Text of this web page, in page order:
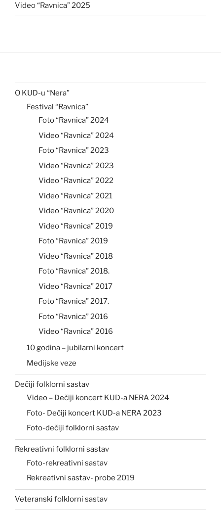
Video “Ravnica” 2025
O KUD-u “Nera”
Festival “Ravnica”
Foto “Ravnica” 2024
Video “Ravnica” 2024
Foto “Ravnica” 2023
Video “Ravnica” 2023
Video “Ravnica” 2022
Video “Ravnica” 2021
Video “Ravnica” 2020
Video “Ravnica” 2019
Foto “Ravnica” 2019
Video “Ravnica” 2018
Foto “Ravnica” 2018.
Video “Ravnica” 2017
Foto “Ravnica” 2017.
Foto “Ravnica” 2016
Video “Ravnica” 2016
10 godina – jubilarni koncert
Medijske veze
Dečiji folklorni sastav
Video – Dečiji koncert KUD-a NERA 2024
Foto- Dečiji koncert KUD-a NERA 2023
Foto-dečiji folklorni sastav
Rekreativni folklorni sastav
Foto-rekreativni sastav
Rekreativni sastav- probe 2019
Veteranski folklorni sastav